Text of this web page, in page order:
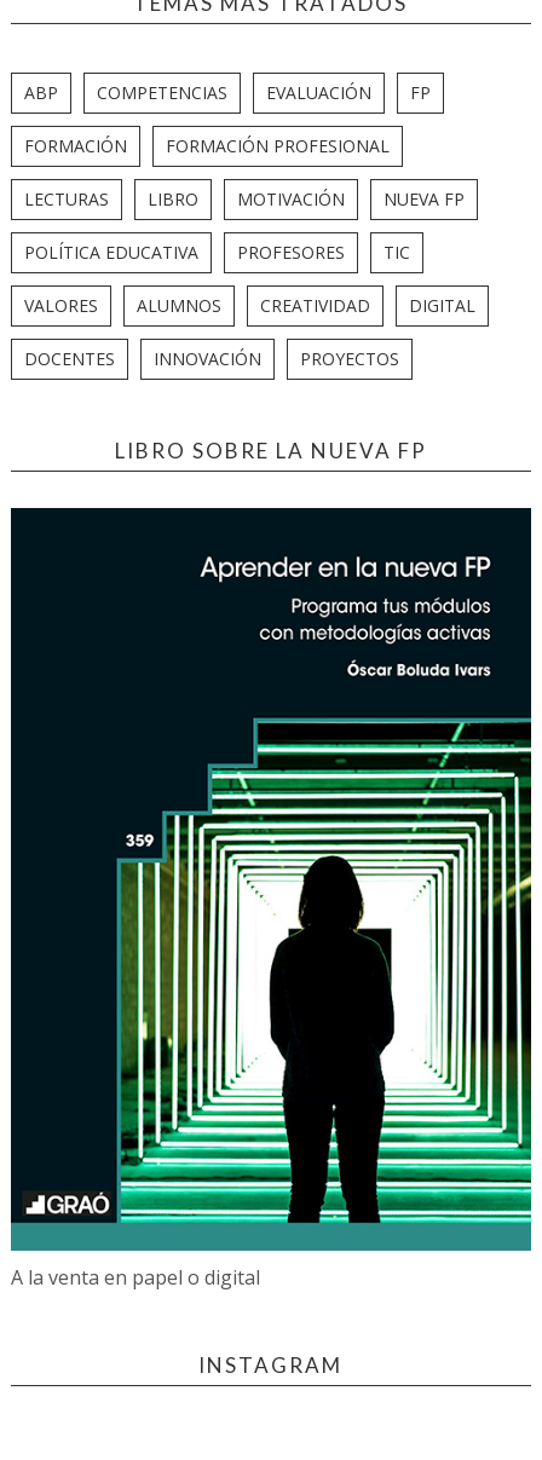
ABP COMPETENCIAS EVALUACIÓN FP
FORMACIÓN FORMACIÓN PROFESIONAL
LECTURAS LIBRO MOTIVACIÓN NUEVA FP
POLÍTICA EDUCATIVA PROFESORES TIC
VALORES ALUMNOS CREATIVIDAD DIGITAL
DOCENTES INNOVACIÓN PROYECTOS
LIBRO SOBRE LA NUEVA FP
A la venta en papel o digital
INSTAGRAM